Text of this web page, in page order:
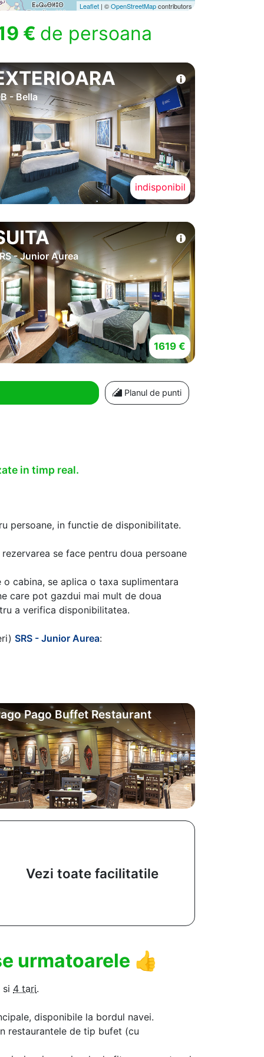
Leaflet | ©OpenStreetMapcontributors
€ de persoana
- Bella
indisponibil
- Junior Aurea
1619 €
Planul de punti
in timp real.
persoane, in functie de disponibilitate.
se face pentru doua persoane
cabina, se aplica o taxa suplimentara
care pot gazdui mai mult de doua
a verifica disponibilitatea.
SRS - Junior Aurea:
Pago Buffet Restaurant
Vezi toate facilitatile
urmatoarele 👍
si 4 tari.
disponibile la bordul navei.
restaurantele de tip bufet (cu